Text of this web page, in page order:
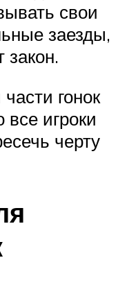
свои
заезды,
гонок
все игроки
черту